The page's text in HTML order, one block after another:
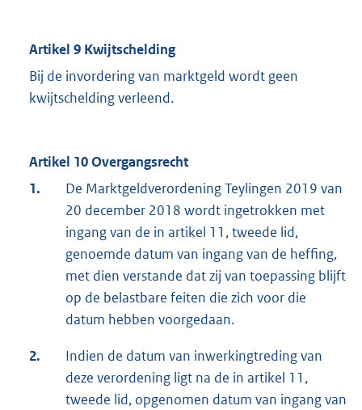
Artikel 9 Kwijtschelding
Bij de invordering van marktgeld wordt geen
kwijtschelding verleend.
Artikel 10 Overgangsrecht
1.
De Marktgeldverordening Teylingen 2019 van
20 december 2018 wordt ingetrokken met
ingang van de in artikel 11, tweede lid,
genoemde datum van ingang van de heffing,
met dien verstande dat zij van toepassing blijft
op de belastbare feiten die zich voor die
datum hebben voorgedaan.
2.
Indien de datum van inwerkingtreding van
deze verordening ligt na de in artikel 11,
tweede lid, opgenomen datum van ingang van